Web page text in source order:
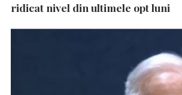
ridicat nivel din ultimele opt luni